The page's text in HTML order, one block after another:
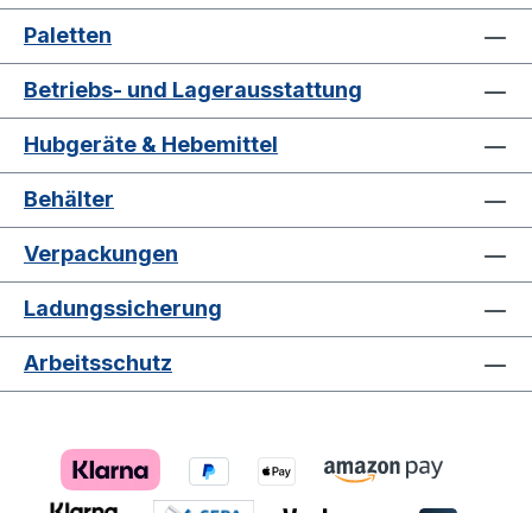
Paletten
Betriebs- und Lagerausstattung
Hubgeräte & Hebemittel
Behälter
Verpackungen
Ladungssicherung
Arbeitsschutz